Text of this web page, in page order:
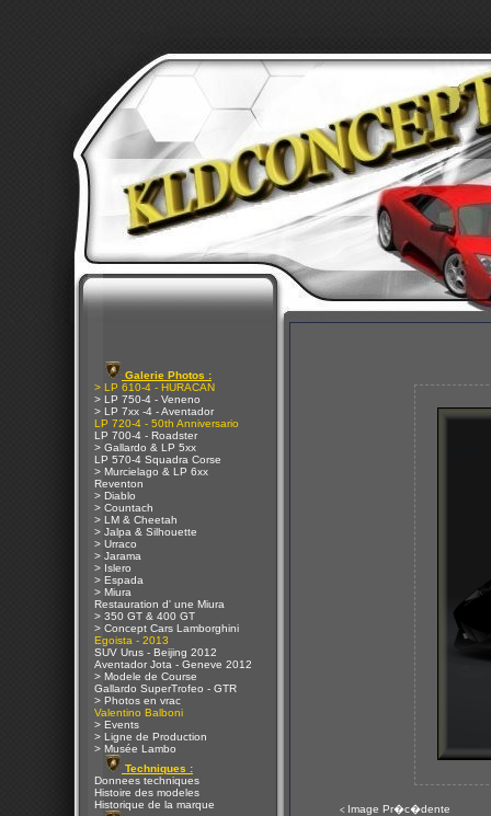
Galerie Photos :
> LP 610-4 - HURACAN
> LP 750-4 - Veneno
> LP 7xx -4 - Aventador
LP 720-4 - 50th Anniversario
LP 700-4 - Roadster
> Gallardo & LP 5xx
LP 570-4 Squadra Corse
> Murcielago & LP 6xx
Reventon
> Diablo
> Countach
> LM & Cheetah
> Jalpa & Silhouette
> Urraco
> Jarama
> Islero
> Espada
> Miura
Restauration d' une Miura
> 350 GT & 400 GT
> Concept Cars Lamborghini
Egoista - 2013
SUV Urus - Beijing 2012
Aventador Jota - Geneve 2012
> Modele de Course
Gallardo SuperTrofeo - GTR
> Photos en vrac
Valentino Balboni
> Events
> Ligne de Production
> Musée Lambo
Techniques :
Donnees techniques
Histoire des modeles
Historique de la marque
< Image Pr�c�dente